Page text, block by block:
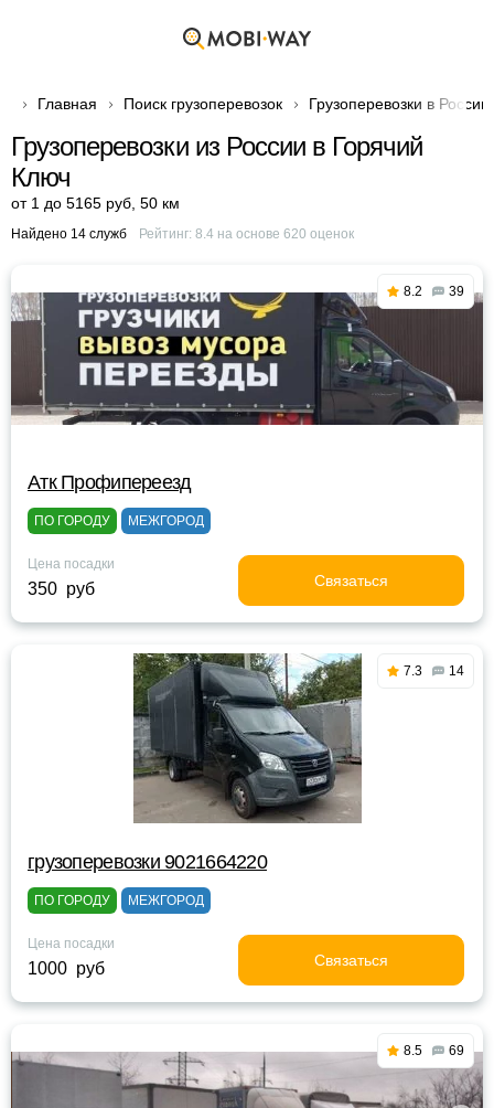
Главная Поиск грузоперевозок Грузоперевозки в России
Грузоперевозки из России в Горячий
Ключ
от 1 до 5165 руб 50 км
Найдено 14 служб Рейтинг: 8.4на основе 620 оценок
8.2 39
Атк Профипереезд
ПО ГОРОДУ МЕЖГОРОД
Цена посадки
350 руб Связаться
7.3 14
грузоперевозки 9021664220
ПО ГОРОДУ МЕЖГОРОД
Цена посадки
1000 руб Связаться
8.5 69